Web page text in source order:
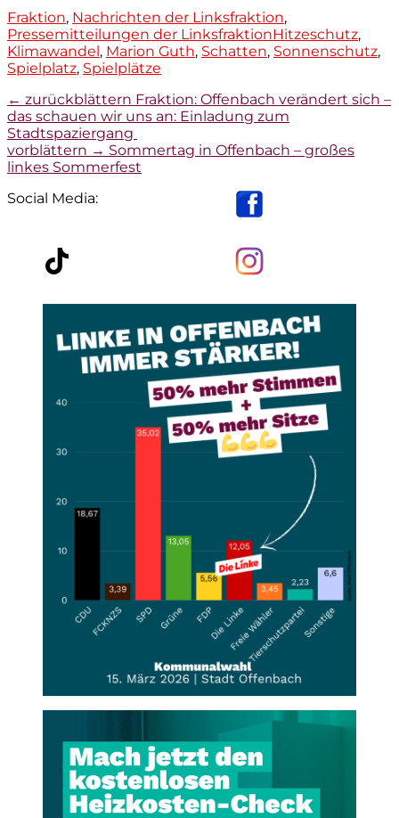
Kategorien
Fraktion, Nachrichten der Linksfraktion,
Pressemitteilungen der LinksfraktionTags
Hitzeschutz,
Klimawandel , Marion Guth, Schatten, Sonnenschutz,
Spielplatz, Spielplätze
Beitragsnavigation
← zurückblättern Vorheriger
Beitrag:
Fraktion: Offenbach verändert sich –
das schauen wir uns an: Einladung zum
Stadtspaziergang
vorblättern → Nächster
Beitrag:
Sommertag in Offenbach – großes
linkes Sommerfest
Social Media: